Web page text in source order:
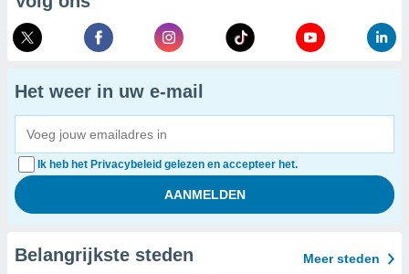
Het weer in uw e-mail
Ik heb het Privacybeleid gelezen en accepteer het.
Belangrijkste steden Meer steden